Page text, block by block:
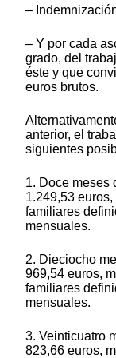
–
– Y por cada
grado, del
éste y que
euros brutos.
anterior, el
siguientes
1. Doce meses
1.249,53
familiares
mensuales.
2. Dieciocho
969,54 euros,
familiares
mensuales.
3. Veinticuatro
823,66 euros,